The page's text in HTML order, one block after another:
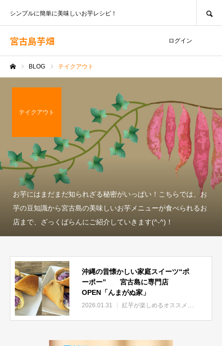
宮古島芋畑
シンプルに簡単に美味しいお芋レシピ！
ログイン
BLOG テイクアウト
テイクアウト
お芋にはまだまだ知られざる秘密がいっぱい！こちらでは、お
芋の豆知識から宮古島の美味しいお芋メニューが食べられるお
店まで、ざっくばらんにご紹介していきます(^-^)！
沖縄の昔懐かしい家庭スイーツ“ポ
ーポー” 宮古島に専門店
OPEN「んまがぬ家」
2026.01.31 紅芋が楽しめるオススメ店